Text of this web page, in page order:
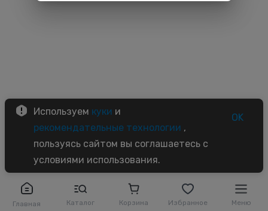
Главная Каталог Корзина Избранное Меню
Используем куки и
рекомендательные технологии ,
пользуясь сайтом вы соглашаетесь с
условиями использования.
OK